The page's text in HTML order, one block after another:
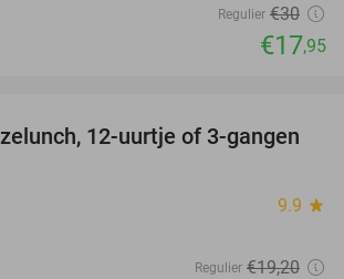
Regulier €30
€17,95
43%
12-uurtje of 3-gangen
9.9 star
Regulier €19,20